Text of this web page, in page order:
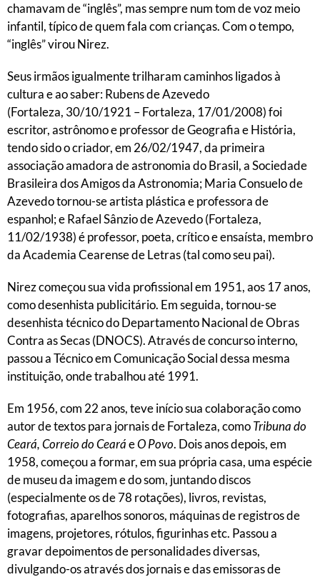
chamavam de “inglês”, mas sempre num tom de voz meio
infantil, típico de quem fala com crianças. Com o tempo,
“inglês” virou Nirez.
Seus irmãos igualmente trilharam caminhos ligados à
cultura e ao saber: Rubens de Azevedo
(Fortaleza, 30/10/1921 – Fortaleza, 17/01/2008) foi
escritor, astrônomo e professor de Geografia e História,
tendo sido ocriador, em 26/02/1947,da primeira
associação amadora de astronomia do Brasil, aSociedade
Brasileira dos Amigos da Astronomia; Maria Consuelo de
Azevedo tornou-se artista plástica e professora de
espanhol; e Rafael Sânzio de Azevedo (Fortaleza,
11/02/1938) é professor, poeta, crítico e ensaísta, membro
da Academia Cearense de Letras (tal como seu pai).
Nirez começou sua vida profissional em 1951, aos 17 anos,
como desenhista publicitário. Em seguida, tornou-se
desenhista técnico do Departamento Nacional de Obras
Contra as Secas (DNOCS). Através de concurso interno,
passou a Técnico em Comunicação Social dessa mesma
instituição, onde trabalhou até 1991.
Em 1956, com 22 anos, teve início sua colaboração como
autor de textos para jornais de Fortaleza, comoTribuna do
Ceará, Correio do CearáeO Povo. Dois anos depois, em
1958, começou a formar, em sua própria casa, uma espécie
de museu da imagem e do som, juntando discos
(especialmente os de 78 rotações), livros, revistas,
fotografias, aparelhos sonoros, máquinas de registros de
imagens, projetores, rótulos, figurinhas etc. Passou a
gravar depoimentos de personalidades diversas,
divulgando-os através dos jornais e das emissoras de